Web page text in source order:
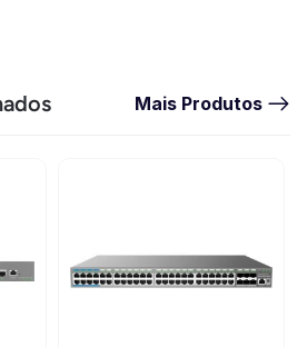
Mais Produtos